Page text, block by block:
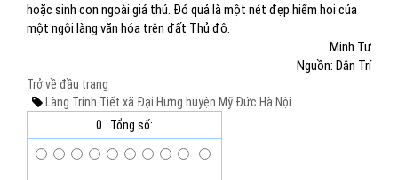
hoặc sinh con ngoài giá thú. Đó quả là một nét đẹp hiếm hoi của
một ngôi làng văn hóa trên đất Thủ đô.
Minh Tư
Nguồn: Dân Trí
Trở về đầu trang
Làng Trinh Tiết xã Đại Hưng huyện Mỹ Đức Hà Nội
0
Tổng số: